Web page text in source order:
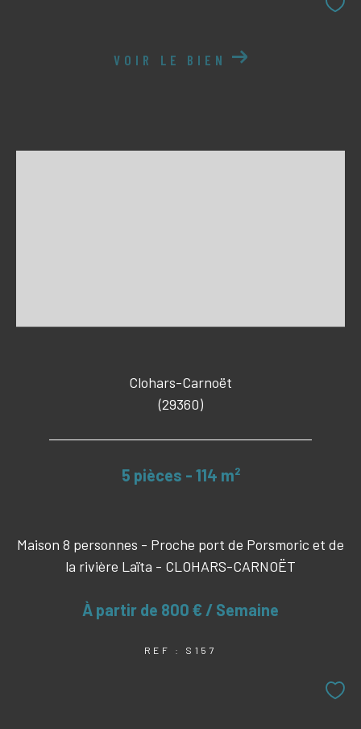
VOIR LE BIEN
Clohars-Carnoët
(29360)
5 pièces - 114 m²
Maison 8 personnes - Proche port de Porsmoric et de
la rivière Laïta - CLOHARS-CARNOËT
À partir de 800 € / Semaine
REF : S157